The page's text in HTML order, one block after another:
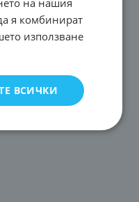
на нашия
я комбинират
използване
ВСИЧКИ